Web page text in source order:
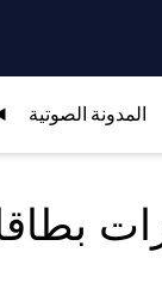
المدونة الصوتية